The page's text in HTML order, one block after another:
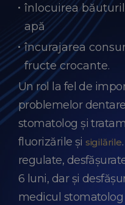
înlocuirea
apă
încurajarea
fructe crocante.
Un rol la fel de
problemelor
stomatolog și
fluorizările șisigilările
regulate,
6 luni, dar și
medicul